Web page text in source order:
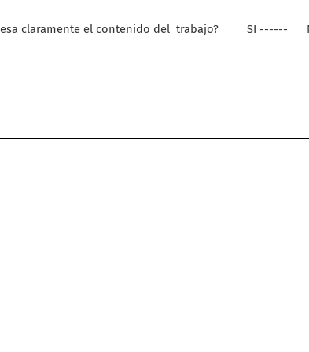
claramente el contenido del trabajo? SI ------